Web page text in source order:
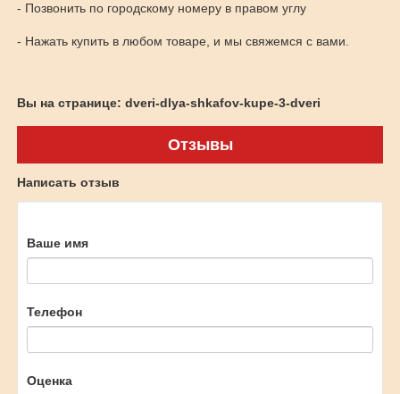
- Позвонить по городскому номеру в правом углу
- Нажать купить в любом товаре, и мы свяжемся с вами.
Вы на странице: dveri-dlya-shkafov-kupe-3-dveri
Отзывы
Написать отзыв
Ваше имя
Телефон
Оценка